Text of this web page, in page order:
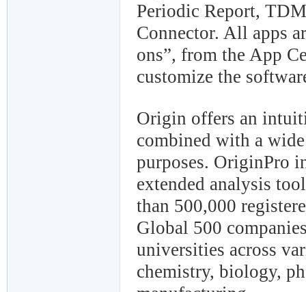
Periodic Report,
Connector. All apps
ons”, from the App
customize the
Origin offers an
combined with a
purposes. OriginPro
extended analysis
than 500,000
Global 500
universities across
chemistry, biology,